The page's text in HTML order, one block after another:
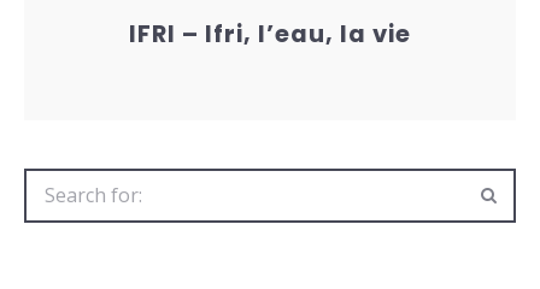
IFRI – Ifri, l’eau, la vie
Search